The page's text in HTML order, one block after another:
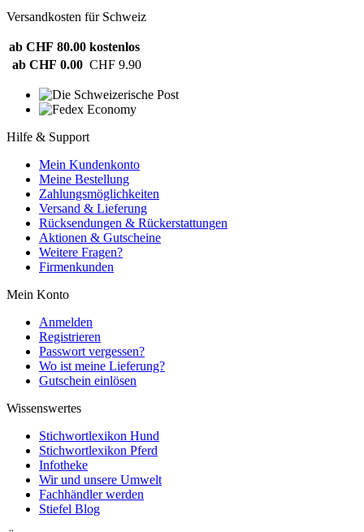
Versandkosten für Schweiz
ab CHF 80.00 kostenlos
ab CHF 0.00 CHF 9.90
Hilfe & Support
Mein Kundenkonto
Meine Bestellung
Zahlungsmöglichkeiten
Versand & Lieferung
Rücksendungen & Rückerstattungen
Aktionen & Gutscheine
Weitere Fragen?
Firmenkunden
Mein Konto
Anmelden
Registrieren
Passwort vergessen?
Wo ist meine Lieferung?
Gutschein einlösen
Wissenswertes
Stichwortlexikon Hund
Stichwortlexikon Pferd
Infotheke
Wir und unsere Umwelt
Fachhändler werden
Stiefel Blog